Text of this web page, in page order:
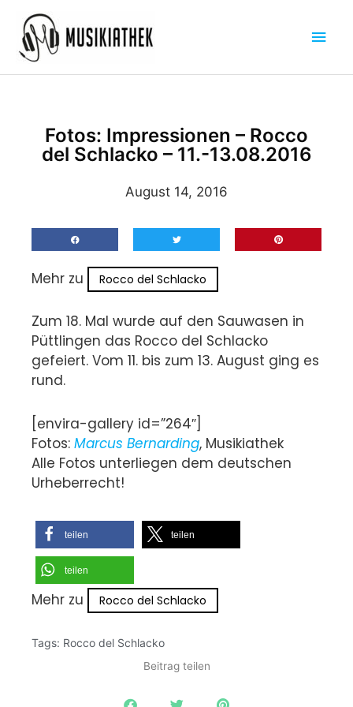
Inhalt
springen
Fotos: Impressionen – Rocco
del Schlacko – 11.-13.08.2016
August 14, 2016
Mehr zu Rocco del Schlacko
Zum 18. Mal wurde auf den Sauwasen in
Püttlingen das Rocco del Schlacko
gefeiert. Vom 11. bis zum 13. August ging es
rund.
[envira-gallery id=”264″]
Fotos: Marcus Bernarding, Musikiathek
Alle Fotos unterliegen dem deutschen
Urheberrecht!
teilen teilen
teilen
Mehr zu Rocco del Schlacko
Tags: Rocco del Schlacko
Beitrag teilen